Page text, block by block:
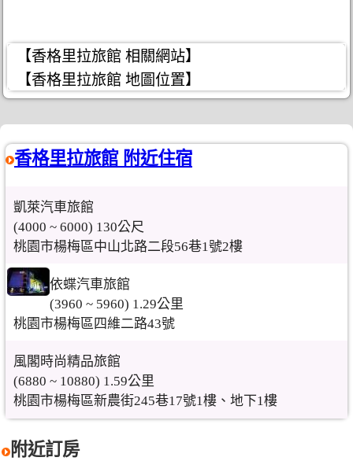
【香格里拉旅館 相關網站】
【香格里拉旅館 地圖位置】
香格里拉旅館 附近住宿
凱萊汽車旅館
(4000 ~ 6000) 130公尺
桃園市楊梅區中山北路二段56巷1號2樓
依蝶汽車旅館
(3960 ~ 5960) 1.29公里
桃園市楊梅區四維二路43號
風閣時尚精品旅館
(6880 ~ 10880) 1.59公里
桃園市楊梅區新農街245巷17號1樓、地下1樓
附近訂房